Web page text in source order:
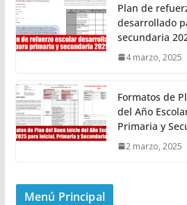
Plan de
desarrollado
secundaria
4 marzo, 2025
Formatos de
del Año
Primaria y
2 marzo, 2025
Menú Principal